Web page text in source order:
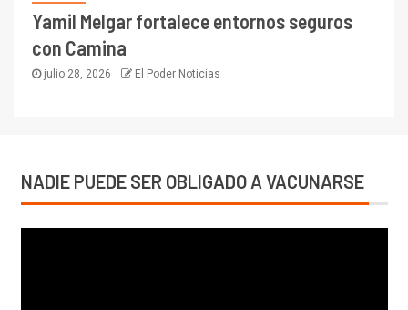
Yamil Melgar fortalece entornos seguros
con Camina
julio 28, 2026 El Poder Noticias
NADIE PUEDE SER OBLIGADO A VACUNARSE